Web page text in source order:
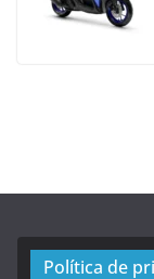
Política de